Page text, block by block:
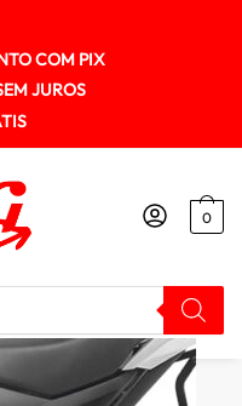
COM PIX
JUROS
0
Yamaha Crosser150 2014+ Scam Spto437